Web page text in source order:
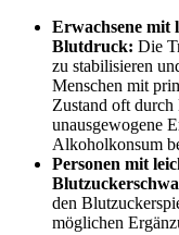
Erwachsene mit
Blutdruck: Die
zu stabilisieren
Menschen mit
Zustand oft
unausgewogene
Alkoholkonsum
Personen mit
den
möglichen